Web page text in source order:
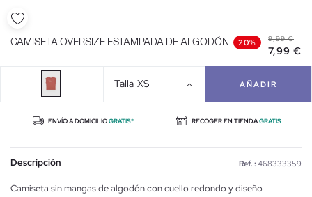
CAMISETA OVERSIZE ESTAMPADA DE ALGODÓN 20% 9,99 €
7,99 €
Talla XS AÑADIR
ENVÍO A DOMICILIOGRATIS* RECOGER EN TIENDAGRATIS
Descripción Ref. : 468333359
Camiseta sin mangas de algodón con cuello redondo y diseño